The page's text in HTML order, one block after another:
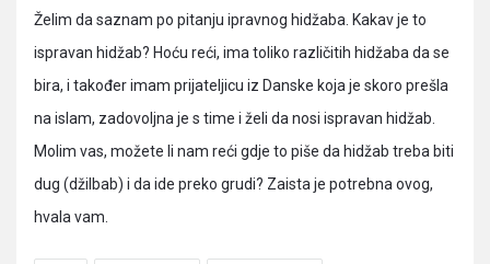
Želim da saznam po pitanju ipravnog hidžaba. Kakav je to
ispravan hidžab? Hoću reći, ima toliko različitih hidžaba da se
bira, i također imam prijateljicu iz Danske koja je skoro prešla
na islam, zadovoljna je s time i želi da nosi ispravan hidžab.
Molim vas, možete li nam reći gdje to piše da hidžab treba biti
dug (džilbab) i da ide preko grudi? Zaista je potrebna ovog,
hvala vam.